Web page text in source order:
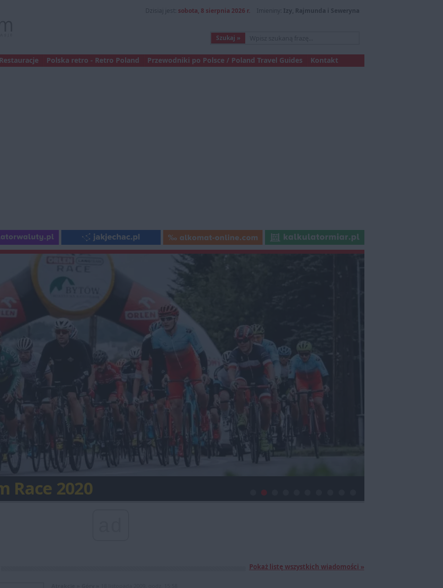
Dzisiaj jest: sobota, 8 sierpnia 2026 r. Imieniny: Izy, Rajmunda i Seweryna
Restauracje Polska retro - Retro Poland Przewodniki po Polsce / Poland Travel Guides Kontakt
będzie w Polsce
Race 2020
Turystyczne 2019
w Zabrzu
rowerze lub rolkach
z nową trasą
Planetarium Śląskiego
roku w Rybniku
Pokaż listę wszystkich wiadomości »